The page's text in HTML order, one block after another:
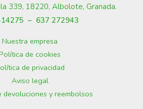
339, 18220, Albolote, Granada.
– 637 272943
Nuestra empresa
de cookies
de privacidad
Aviso legal
devoluciones y reembolsos